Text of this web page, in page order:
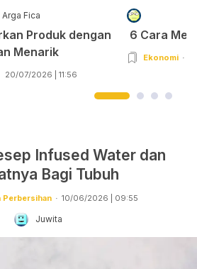
Arga Fica
Produk dengan
Menarik
20/07/2026 | 11:56
6 Cara
Ekonomi
Infused Water dan
Bagi Tubuh
Perbersihan 10/06/2026 | 09:55
Juwita